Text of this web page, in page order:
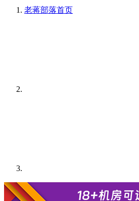
老蒋部落首页